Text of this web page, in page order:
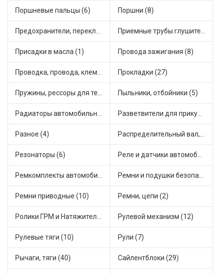
Поршневые пальцы (6) Поршни (8)
Предохранители, переключатели, кнопки автомобильные (13) Приемные трубы глушителя (4)
Присадки в масла (1) Провода зажигания (8)
Проводка, провода, клеммы и разъемы (15) Прокладки (27)
Пружины, рессоры для техники (28) Пыльники, отбойники (5)
Радиаторы автомобильные (4) Разветвители для прикуривателя (3)
Разное (4) Распределительный вал, шестерни распределительного (5)
Резонаторы (6) Реле и датчики автомобильные (49)
Ремкомплекты автомобильные (58) Ремни и подушки безопасности (9)
Ремни приводные (10) Ремни, цепи (2)
Ролики ГРМ и Натяжители (11) Рулевой механизм (12)
Рулевые тяги (10) Рули (7)
Рычаги, тяги (40) Сайлентблоки (29)